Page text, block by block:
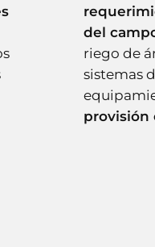
del
riego de
sistemas
provisión